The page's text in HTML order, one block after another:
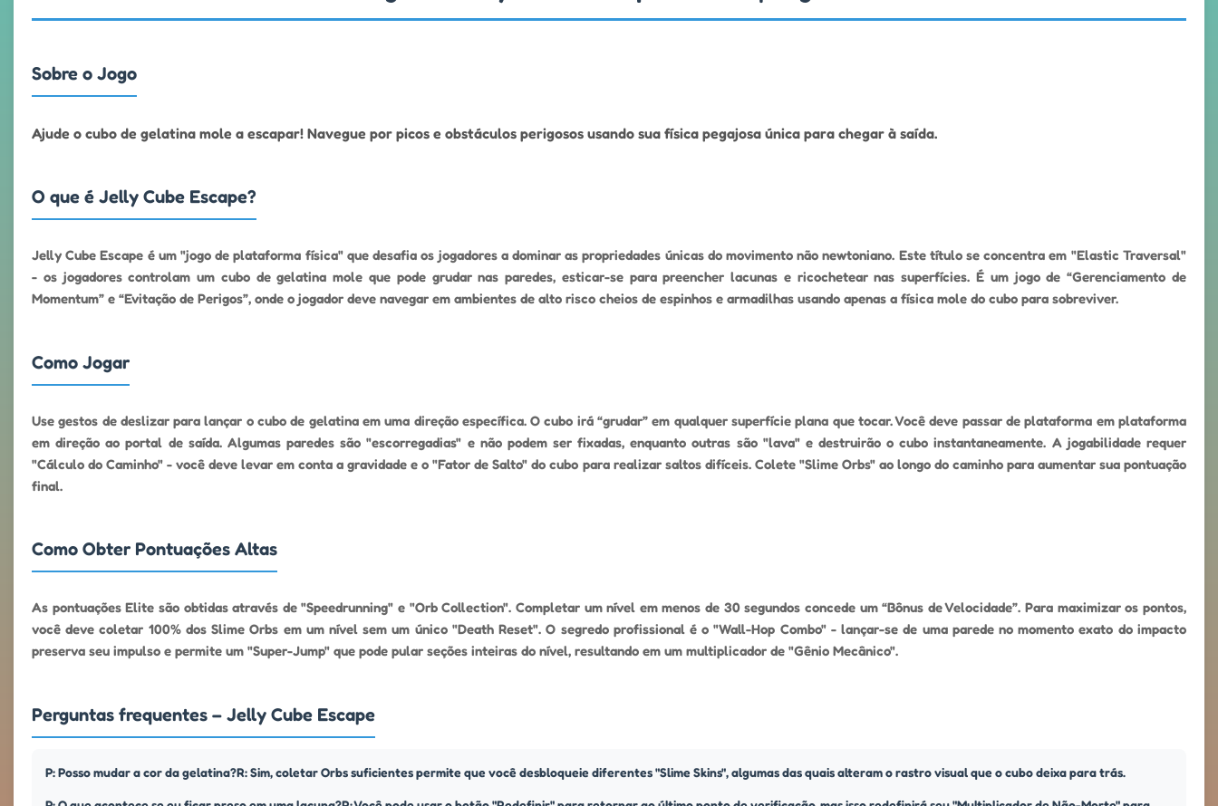
Sobre o Jogo
Ajude o cubo de gelatina mole a escapar! Navegue por picos e obstáculos perigosos usando sua física pegajosa única para chegar à saída.
O que é Jelly Cube Escape?
Jelly Cube Escape é um "jogo de plataforma física" que desafia os jogadores a dominar as propriedades únicas do movimento não newtoniano. Este título se concentra em "Elastic Traversal"
- os jogadores controlam um cubo de gelatina mole que pode grudar nas paredes, esticar-se para preencher lacunas e ricochetear nas superfícies. É um jogo de “Gerenciamento de
Momentum” e “Evitação de Perigos”, onde o jogador deve navegar em ambientes de alto risco cheios de espinhos e armadilhas usando apenas a física mole do cubo para sobreviver.
Como Jogar
Use gestos de deslizar para lançar o cubo de gelatina em uma direção específica. O cubo irá “grudar” em qualquer superfície plana que tocar. Você deve passar de plataforma em plataforma
em direção ao portal de saída. Algumas paredes são "escorregadias" e não podem ser fixadas, enquanto outras são "lava" e destruirão o cubo instantaneamente. A jogabilidade requer
"Cálculo do Caminho" - você deve levar em conta a gravidade e o "Fator de Salto" do cubo para realizar saltos difíceis. Colete "Slime Orbs" ao longo do caminho para aumentar sua pontuação
final.
Como Obter Pontuações Altas
As pontuações Elite são obtidas através de "Speedrunning" e "Orb Collection". Completar um nível em menos de 30 segundos concede um “Bônus de Velocidade”. Para maximizar os pontos,
você deve coletar 100% dos Slime Orbs em um nível sem um único "Death Reset". O segredo profissional é o "Wall-Hop Combo" - lançar-se de uma parede no momento exato do impacto
preserva seu impulso e permite um "Super-Jump" que pode pular seções inteiras do nível, resultando em um multiplicador de "Gênio Mecânico".
Perguntas frequentes – Jelly Cube Escape
P: Posso mudar a cor da gelatina?R: Sim, coletar Orbs suficientes permite que você desbloqueie diferentes "Slime Skins", algumas das quais alteram o rastro visual que o cubo deixa para trás.